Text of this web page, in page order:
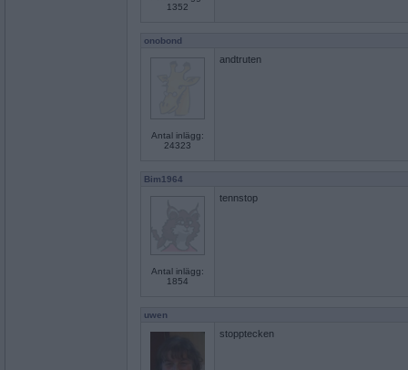
1352
onobond
Antal inlägg:
24323
andtruten
Bim1964
Antal inlägg:
1854
tennstop
uwen
stopptecken